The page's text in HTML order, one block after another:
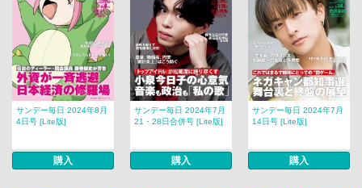
サンデー毎日 2024年8月
4日号 [Lite版]
購入
サンデー毎日 2024年7月
21・28日合併号 [Lite版]
購入
サンデー毎日 2024年7月
14日号 [Lite版]
購入